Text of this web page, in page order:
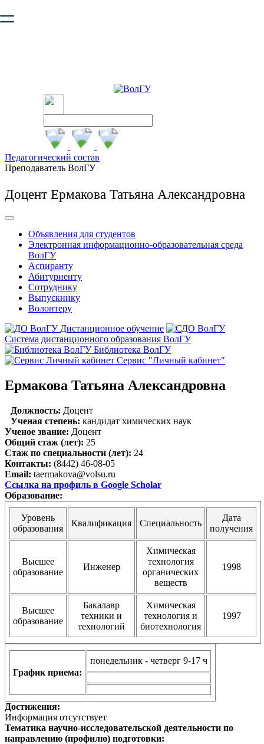
безопасную работу с сайтом. Пожалуйста
Педагогический состав
Преподаватель ВолГУ
Доцент Ермакова Татьяна Александровна
Объявления для студентов
Электронная информационно-образовательная среда
ВолГУ
Аспиранту
Абитуриенту
Сотруднику
Выпускнику
Волонтеру
Дистанционное обучение
Система дистанционного образования ВолГУ
Библиотека ВолГУ
Сервис "Личный кабинет"
Ермакова Татьяна Александровна
Должность: Доцент
Ученая степень: кандидат химических наук
Ученое звание: Доцент
Общий стаж (лет): 25
Стаж по специальности (лет): 24
Контакты: (8442) 46-08-05
Email: taermakova@volsu.ru
Ссылка на профиль в Google Scholar
Образование:
Уровень
образования
Квалификация Специальность
Дата
получения
Высшее
образование
Инженер
Химическая
технология
органических
веществ
1998
Высшее
образование
Бакалавр
техники и
технологий
Химическая
технология и
биотехнология
1997
График приема:
понедельник - четверг 9-17 ч
Достижения:
Информация отсутствует
Тематика научно-исследовательской деятельности по
направлению (профилю) подготовки: